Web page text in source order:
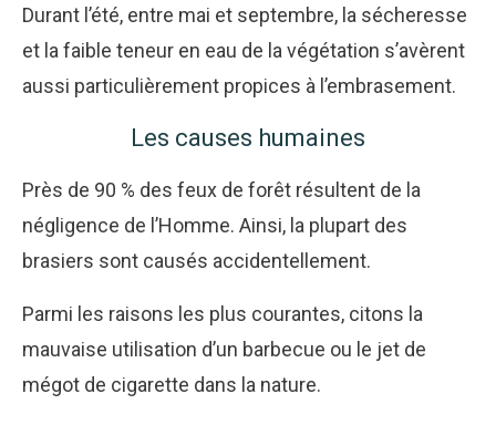
Durant l’été, entre mai et septembre, la sécheresse
et la faible teneur en eau de la végétation s’avèrent
aussi particulièrement propices à l’embrasement.
Les causes humaines
Près de 90 % des feux de forêt résultent de la
négligence de l’Homme. Ainsi, la plupart des
brasiers sont causés accidentellement.
Parmi les raisons les plus courantes, citons la
mauvaise utilisation d’un barbecue ou le jet de
mégot de cigarette dans la nature.